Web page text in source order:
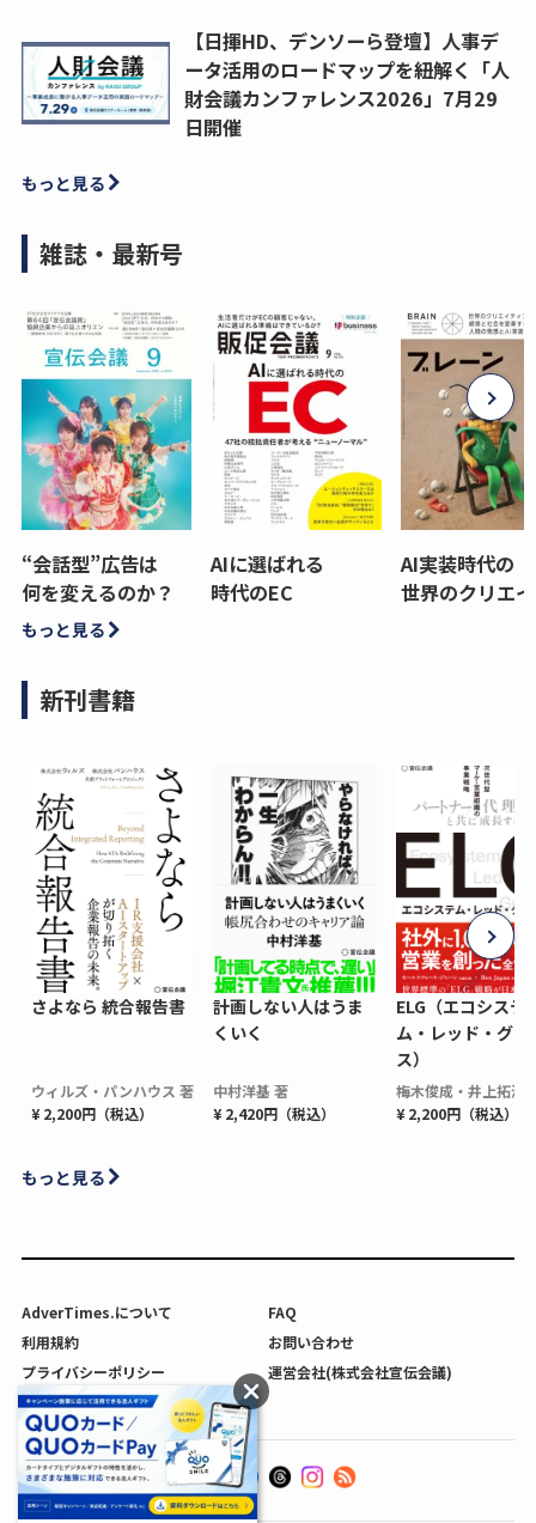
【日揮HD、デンソーら登壇】人事デ
ータ活用のロードマップを紐解く「人
財会議カンファレンス2026」7月29
日開催
もっと見る
雑誌・最新号
“会話型”広告は
何を変えるのか？
AIに選ばれる
時代のEC
AI実装時代の
世界のクリエ
もっと見る
新刊書籍
さよなら 統合報告書
ウィルズ・パンハウス 著
¥ 2,200円（税込）
計画しない人はうま
くいく
中村洋基 著
¥ 2,420円（税込）
ELG（エコシステ
ム・レッド・グロ
ス）
梅木俊成・井上拓海
¥ 2,200円（税込）
もっと見る
AdverTimes.について
FAQ
利用規約
お問い合わせ
プライバシーポリシー
運営会社(株式会社宣伝会議)
利用者情報の外部送信について